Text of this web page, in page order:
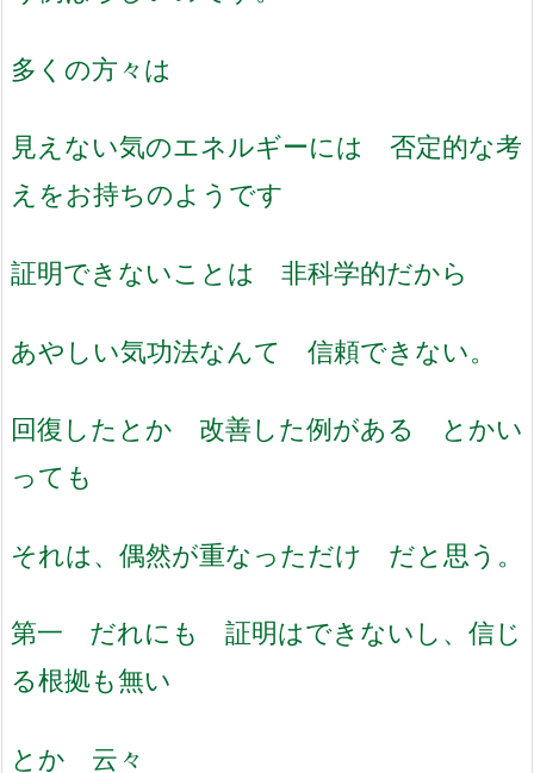
多くの方々は
見えない気のエネルギーには 否定的な考
えをお持ちのようです
証明できないことは 非科学的だから
あやしい気功法なんて 信頼できない。
回復したとか 改善した例がある とかい
っても
それは、偶然が重なっただけ だと思う。
第一 だれにも 証明はできないし、信じ
る根拠も無い
とか 云々